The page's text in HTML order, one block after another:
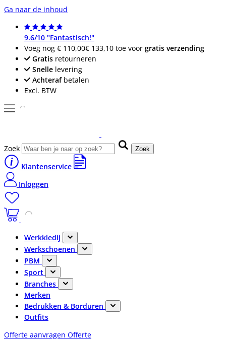
Ga naar de inhoud
9.6/10 "Fantastisch!"
Voeg nog € 110,00€ 133,10 toe voor gratis verzending
Gratis retourneren
Snelle levering
Achterafbetalen
Excl. BTW
Zoek Zoek
Klantenservice
Inloggen
Werkkledij
Werkschoenen
PBM
Sport
Branches
Merken
Bedrukken & Borduren
Outfits
Offerte aanvragen Offerte